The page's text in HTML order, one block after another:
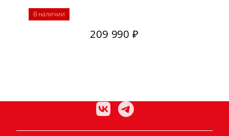
В наличии
209 990 ₽